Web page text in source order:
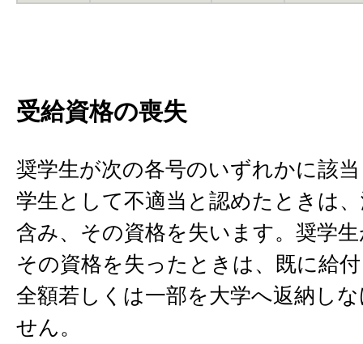
受給資格の喪失
奨学生が次の各号のいずれかに該
学生として不適当と認めたときは
含み、その資格を失います。奨学
その資格を失ったときは、既に給
全額若しくは一部を大学へ返納し
せん。